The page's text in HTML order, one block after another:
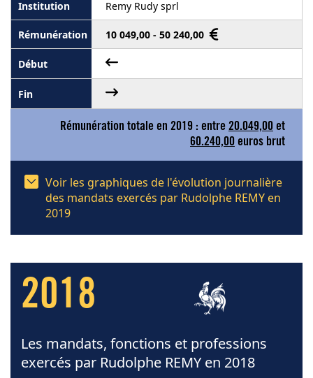
Remy Rudy sprl
10 049,00 - 50 240,00
Rémunération totale en 2019 : entre 20.049,00 et
60.240,00 euros brut
Voir les graphiques de l'évolution journalière
des mandats exercés par Rudolphe REMY en
2019
2018
Les mandats, fonctions et professions
exercés par Rudolphe REMY en 2018